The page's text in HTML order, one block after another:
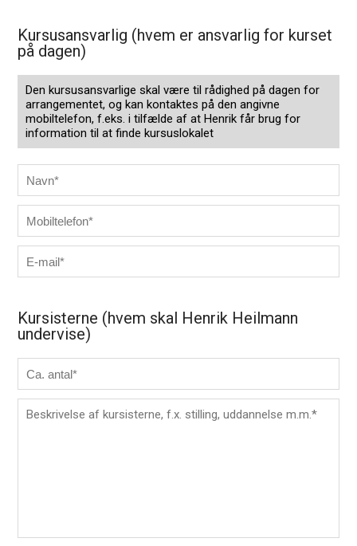
Kursusansvarlig (hvem er ansvarlig for kurset
på dagen)
Den kursusansvarlige skal være til rådighed på dagen for
arrangementet, og kan kontaktes på den angivne
mobiltelefon, f.eks. i tilfælde af at Henrik får brug for
information til at finde kursuslokalet
Kursisterne (hvem skal Henrik Heilmann
undervise)